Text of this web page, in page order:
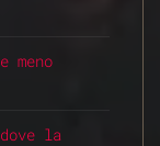
meno
la